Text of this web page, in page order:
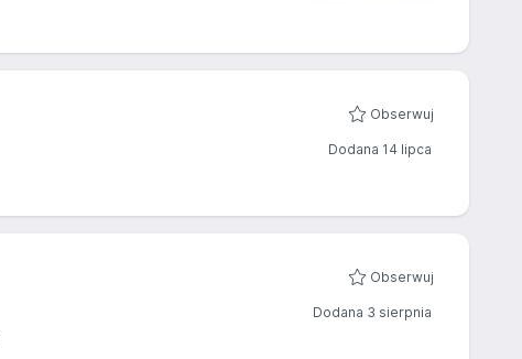
Obserwuj
Dodana 14 lipca
Obserwuj
Dodana 3 sierpnia